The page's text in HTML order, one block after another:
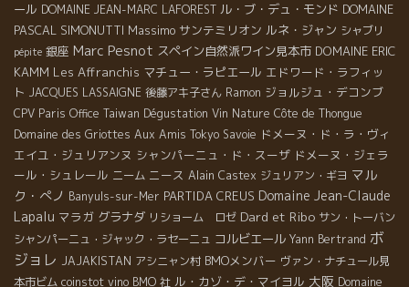
ール DOMAINE JEAN-MARC LAFOREST ル・ブ・デュ・モンド DOMAINE
PASCAL SIMONUTTI Massimo サンテミリオン ルネ・ジャン シャブリ
pépite 銀座 Marc Pesnot スペイン自然派ワイン見本市 DOMAINE ERIC
KAMM Les Affranchis マチュー・ラピエール エドワード・ラフィッ
ト JACQUES LASSAIGNE 後藤アキ子さん Ramon ジョルジュ・デコンブ
CPV Paris Office Taiwan Dégustation Vin Nature Côte de Thongue
Domaine des Griottes Aux Amis Tokyo Savoie ドメーヌ・ド・ラ・ヴィ
エイユ・ジュリアンヌ シャンパーニュ・ド・スーザ ドメーヌ・ジェラ
ール・シュレール ニーム ニース Alain Castex ジュリアン・ギヨ マル
ク・ぺノ Banyuls-sur-Mer PARTIDA CREUS Domaine Jean-Claude
Lapalu マラガ グラナダ リショーム ロゼ Dard et Ribo サン・トーバン
シャンパーニュ・ジャック・ラセーニュ コルビエール Yann Bertrand ボ
ジョレ JAJAKISTAN アシニャン村 BMOメンバー ヴァン・ナチュール見
本市ビム coinstot vino BMO 社 ル・カゾ・デ・マイヨル 大阪 Domaine